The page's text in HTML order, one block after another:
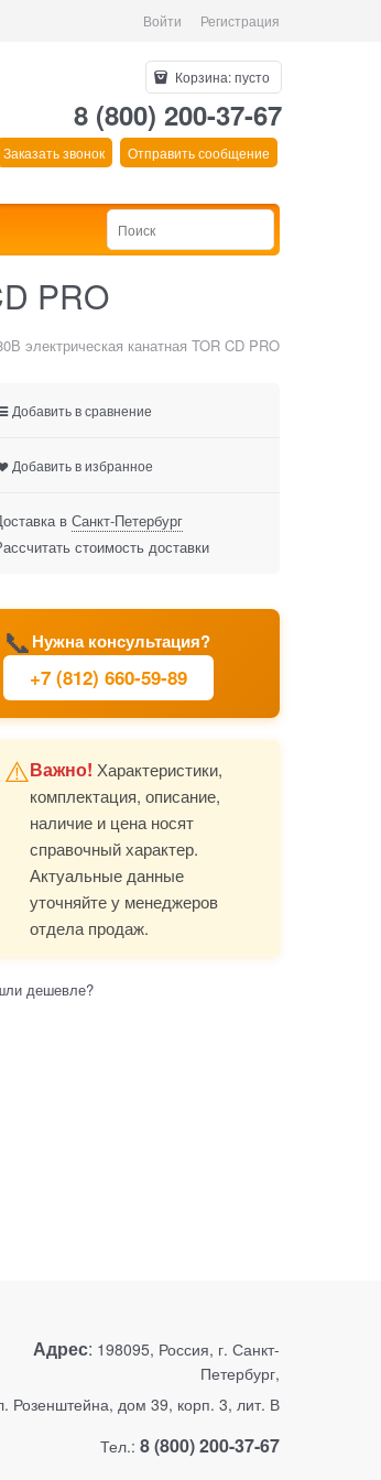
Войти Регистрация
Корзина:пусто
8 (800) 200-37-67
Заказать звонок Отправить сообщение
PRO
электрическая канатная TOR CD PRO
📞Нужна консультация?
+7 (812) 660-59-89
⚠️Важно! Характеристики,
комплектация, описание,
наличие и цена носят
справочный характер.
Актуальные данные
уточняйте у менеджеров
отдела продаж.
Добавить в сравнение
Добавить в избранное
в Санкт-Петербург
стоимость доставки
дешевле?
Адрес: 198095, Россия, г. Санкт-
Петербург,
Розенштейна, дом 39, корп. 3, лит. В
Тел.: 8 (800) 200-37-67